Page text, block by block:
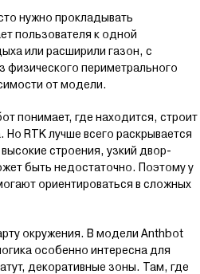
нужно прокладывать
пользователя к одной
или расширили газон, с
физического периметрального
от модели.
понимает, где находится, строит
Но RTK лучше всего раскрывается
строения, узкий двор-
быть недостаточно. Поэтому у
ориентироваться в сложных
окружения. В модели Anthbot
особенно интересна для
декоративные зоны. Там, где